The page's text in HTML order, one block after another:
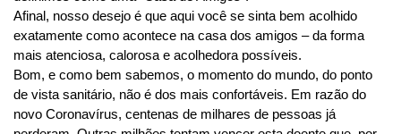
Afinal, nosso desejo é que aqui você se sinta bem acolhido
exatamente como acontece na casa dos amigos – da forma
mais atenciosa, calorosa e acolhedora possíveis.
Bom, e como bem sabemos, o momento do mundo, do ponto
de vista sanitário, não é dos mais confortáveis. Em razão do
novo Coronavírus, centenas de milhares de pessoas já